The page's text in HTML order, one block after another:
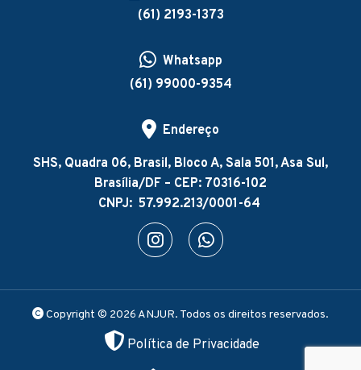
(61) 2193-1373
Whatsapp
(61) 99000-9354
Endereço
SHS, Quadra 06, Brasil, Bloco A, Sala 501, Asa Sul,
Brasília/DF – CEP: 70316-102
CNPJ: 57.992.213/0001-64
Copyright © 2026 ANJUR. Todos os direitos reservados.
Política de Privacidade